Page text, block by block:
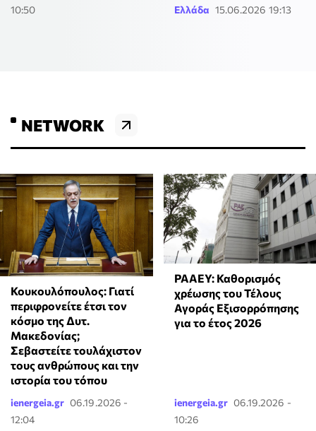
10:50
Ελλάδα 15.06.2026 19:13
NETWORK
Κουκουλόπουλος: Γιατί
περιφρονείτε έτσι τον
κόσμο της Δυτ.
Μακεδονίας;
Σεβαστείτε τουλάχιστον
τους ανθρώπους και την
ιστορία του τόπου
ienergeia.gr 06.19.2026 -
12:04
ΡΑΑΕΥ: Καθορισμός
χρέωσης του Τέλους
Αγοράς Εξισορρόπησης
για το έτος 2026
ienergeia.gr 06.19.2026 -
10:26